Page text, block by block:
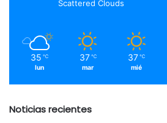
Scattered Clouds
35 ℃
lun
37 ℃
mar
37 ℃
mié
Noticias recientes